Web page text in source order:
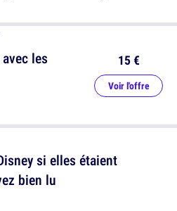
si elles étaient
bien lu
les
15 €
Voir l'offre